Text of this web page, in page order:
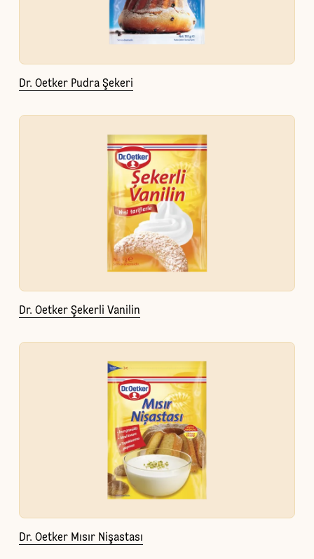
Dr. Oetker Pudra Şekeri
Dr. Oetker Şekerli Vanilin
Dr. Oetker Mısır Nişastası